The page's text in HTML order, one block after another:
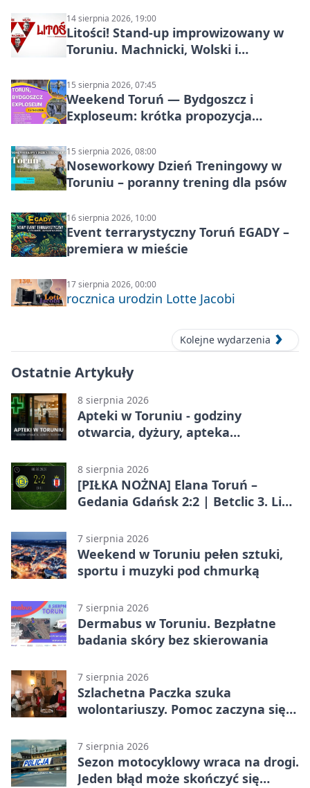
14 sierpnia 2026, 19:00
Litości! Stand-up improwizowany w
Toruniu. Machnicki, Wolski i
15 sierpnia 2026, 07:45
Weekend Toruń — Bydgoszcz i
Exploseum: krótka propozycja
15 sierpnia 2026, 08:00
Noseworkowy Dzień Treningowy w
Toruniu – poranny trening dla psów
16 sierpnia 2026, 10:00
Event terrarystyczny Toruń EGADY –
premiera w mieście
17 sierpnia 2026, 00:00
rocznica urodzin Lotte Jacobi
Kolejne wydarzenia
Ostatnie Artykuły
8 sierpnia 2026
Apteki w Toruniu - godziny
otwarcia, dyżury, apteka
8 sierpnia 2026
[PIŁKA NOŻNA] Elana Toruń –
Gedania Gdańsk 2:2 | Betclic 3. Liga
7 sierpnia 2026
Weekend w Toruniu pełen sztuki,
sportu i muzyki pod chmurką
7 sierpnia 2026
Dermabus w Toruniu. Bezpłatne
badania skóry bez skierowania
7 sierpnia 2026
Szlachetna Paczka szuka
wolontariuszy. Pomoc zaczyna się
7 sierpnia 2026
Sezon motocyklowy wraca na drogi.
Jeden błąd może skończyć się